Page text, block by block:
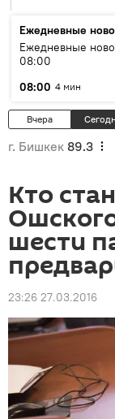
Ежедневные
Ежедневные
08:00
08:00 4 мин
Вчера
г. Бишкек 89.3
Кто
шести
23:26 27.03.2016